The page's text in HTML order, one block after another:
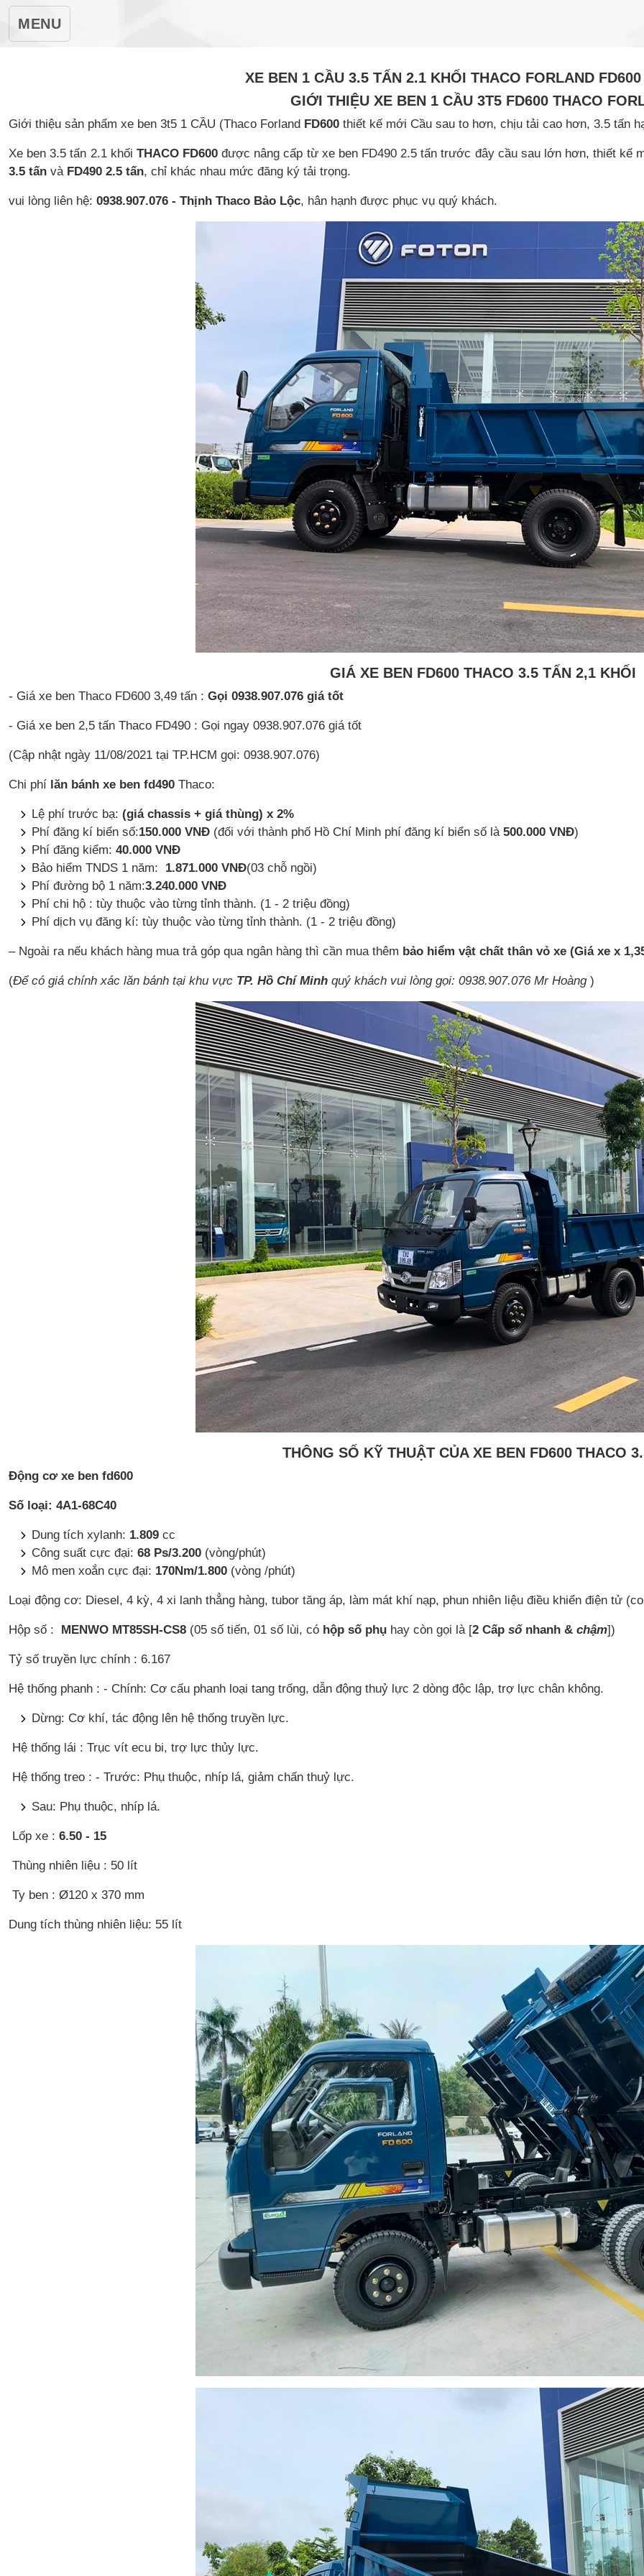
MENU
XE BEN 1 CẦU 3.5 TẤN 2.1 KHỐI THACO FORLAND
GIỚI THIỆU XE BEN 1 CẦU 3T5 FD600 THACO
Giới thiệu sản phẩm xe ben 3t5 1 CẦU (Thaco Forland FD600 thiết kế mới Cầu sau to hơn, chịu tải cao hơn, 3.5 tấn
Xe ben 3.5 tấn 2.1 khối THACO FD600được nâng cấp từ xe ben FD490 2.5 tấn trước đây cầu sau lớn hơn, thiết kế
3.5 tấn và FD490 2.5 tấn, chỉ khác nhau mức đăng ký tải trọng.
vui lòng liên hệ: 0938.907.076 - Thịnh Thaco Bảo Lộc, hân hạnh được phục vụ quý khách.
GIÁ XE BEN FD600 THACO 3.5 TẤN 2,1 KHỐI
- Giá xe ben Thaco FD600 3,49 tấn : Gọi 0938.907.076 giá tốt
- Giá xe ben 2,5 tấn Thaco FD490 : Gọi ngay 0938.907.076 giá tốt
(Cập nhật ngày 11/08/2021 tại TP.HCM gọi: 0938.907.076)
Chi phí lăn bánh xe ben fd490 Thaco:
Lệ phí trước bạ: (giá chassis + giá thùng) x 2%
Phí đăng kí biển số:150.000 VNĐ (đối với thành phố Hồ Chí Minh phí đăng kí biển số là 500.000 VNĐ)
Phí đăng kiểm: 40.000 VNĐ
Bảo hiểm TNDS 1 năm: 1.871.000 VNĐ(03 chỗ ngồi)
Phí đường bộ 1 năm:3.240.000 VNĐ
Phí chi hộ : tùy thuộc vào từng tỉnh thành. (1 - 2 triệu đồng)
Phí dịch vụ đăng kí: tùy thuộc vào từng tỉnh thành. (1 - 2 triệu đồng)
– Ngoài ra nếu khách hàng mua trả góp qua ngân hàng thì cần mua thêm bảo hiểm vật chất thân vỏ xe (Giá xe x
(Để có giá chính xác lăn bánh tại khu vực TP. Hồ Chí Minh quý khách vui lòng gọi: 0938.907.076 Mr Hoàng)
THÔNG SỐ KỸ THUẬT CỦA XE BEN FD600THACO
Động cơ xe ben fd600
Số loại: 4A1-68C40
Dung tích xylanh: 1.809 cc
Công suất cực đại: 68 Ps/3.200 (vòng/phút)
Mô men xoắn cực đại: 170Nm/1.800 (vòng /phút)
Loại động cơ: Diesel, 4 kỳ, 4 xi lanh thẳng hàng, tubor tăng áp, làm mát khí nạp, phun nhiên liệu điều khiển điện tử
Hộp số : MENWO MT85SH-CS8 (05 số tiến, 01 số lùi, có hộp số phụ hay còn gọi là [2 Cấp sốnhanh & chậm])
Tỷ số truyền lực chính : 6.167
Hệ thống phanh : - Chính: Cơ cấu phanh loại tang trống, dẫn động thuỷ lực 2 dòng độc lập, trợ lực chân không.
Dừng: Cơ khí, tác động lên hệ thống truyền lực.
Hệ thống lái : Trục vít ecu bi, trợ lực thủy lực.
Hệ thống treo : - Trước: Phụ thuộc, nhíp lá, giảm chấn thuỷ lực.
Sau: Phụ thuộc, nhíp lá.
Lốp xe : 6.50 - 15
Thùng nhiên liệu : 50 lít
Ty ben : Ø120 x 370 mm
Dung tích thùng nhiên liệu: 55 lít